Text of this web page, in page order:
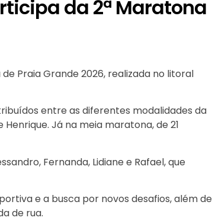
da 2ª Maratona
Praia Grande 2026, realizada no litoral
entre as diferentes modalidades da
Já na meia maratona, de 21
Fernanda, Lidiane e Rafael, que
e a busca por novos desafios, além de
de rua.